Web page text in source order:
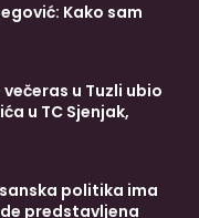
Kako sam
u Tuzli ubio
u TC Sjenjak,
politika ima
predstavljena